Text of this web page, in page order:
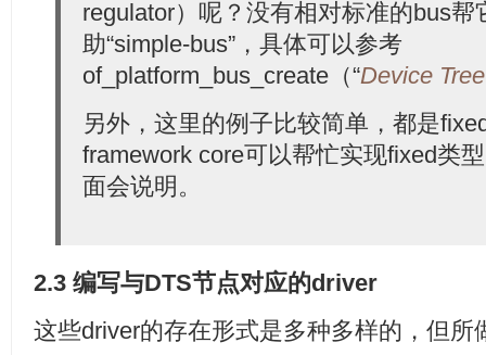
                 regulator-max-microvolt = <1800000>;
                 enable-active-high;
gpio = <&gpio TEGRA_GPIO(H, 5)
         };
         ...
regulator）呢？没有相对标准的bus
助“simple-bus”，具体可以参考
of_platform_bus_create（“Device Tree
另外，这里的例子比较简单，都是
framework core可以帮忙实现fixed类
面会说明。
2.3 编写与DTS节点对应的driver
这些driver的存在形式是多种多样的，但所